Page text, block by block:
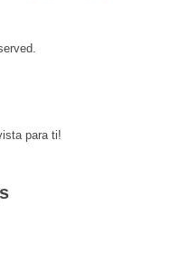
para ti!